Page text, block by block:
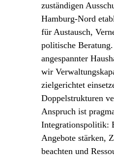
zuständigen
Hamburg-Nord
für Austausch,
politische
angespannter
wir
zielgerichtet
Doppelstrukturen
Anspruch ist
Integrationspolitik:
Angebote stärken,
beachten und